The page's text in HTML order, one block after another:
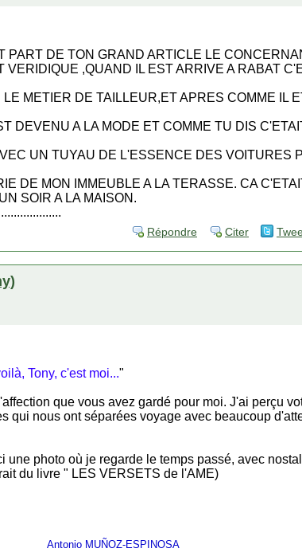
PART DE TON GRAND ARTICLE LE
,QUAND IL EST ARRIVE A RABAT
METIER DE TAILLEUR,ET APRES COMME IL
DEVENU A LA MODE ET COMME TU DIS
UN TUYAU DE L'ESSENCE DES VOITURES
DE MON IMMEUBLE A LA TERASSE. CA
SOIR A LA MAISON.
Répondre Citer
Tony, c'est moi..."
que vous avez gardé pour moi. J'ai perçu
qui nous ont séparées voyage avec beaucoup
une photo où je regarde le temps passé, avec
du livre " LES VERSETS de l'AME)
Antonio MUÑOZ-ESPINOSA